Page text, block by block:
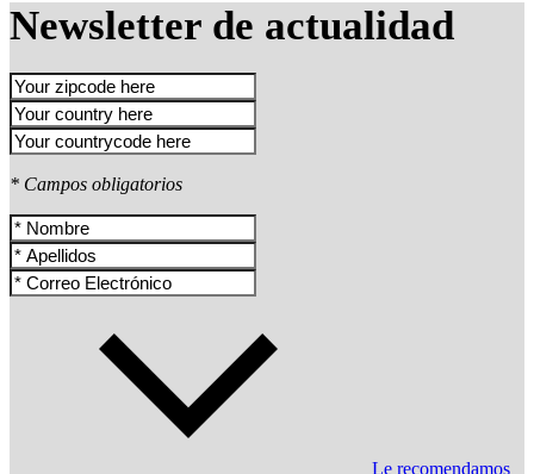
Newsletter de actualidad
* Campos obligatorios
Le recomendamos